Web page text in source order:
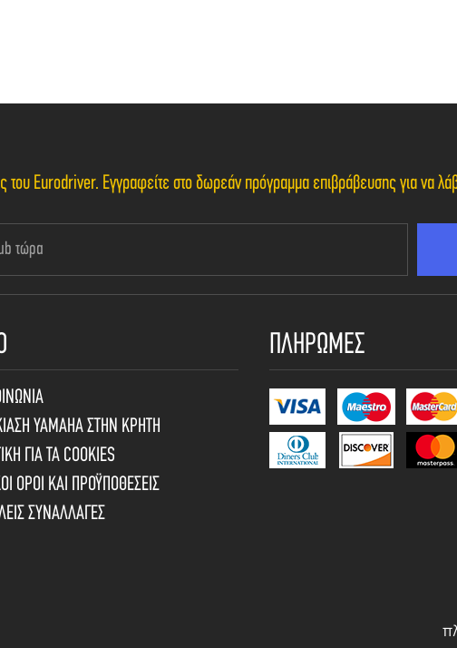
του Eurodriver. Εγγραφείτε στο δωρεάν πρόγραμμα επιβράβευσης για να
YAMAHA ΣΤΗΝ ΚΡΗΤΗ
ΓΙΑ ΤΑ COOKIES
ΟΡΟΙ ΚΑΙ ΠΡΟΫΠΟΘΕΣΕΙΣ
ΣΥΝΑΛΛΑΓΕΣ
ΠΛΗΡΩΜΕΣ